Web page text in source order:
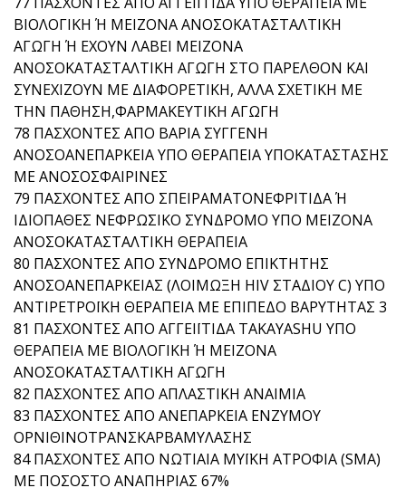
ΒΙΟΛΟΓΙΚΗ Ή ΜΕΙΖΟΝΑ ΑΝΟΣΟΚΑΤΑΣΤΑΛΤΙΚΗ
ΑΓΩΓΗ Ή ΕΧΟΥΝ ΛΑΒΕΙ ΜΕΙΖΟΝΑ
ΑΝΟΣΟΚΑΤΑΣΤΑΛΤΙΚΗ ΑΓΩΓΗ ΣΤΟ ΠΑΡΕΛΘΟΝ ΚΑΙ
ΣΥΝΕΧΙΖΟΥΝ ΜΕ ΔΙΑΦΟΡΕΤΙΚΗ, ΑΛΛΑ ΣΧΕΤΙΚΗ ΜΕ
ΤΗΝ ΠΑΘΗΣΗ,ΦΑΡΜΑΚΕΥΤΙΚΗ ΑΓΩΓΗ
78 ΠΑΣΧΟΝΤΕΣ ΑΠΟ ΒΑΡΙΑ ΣΥΓΓΕΝΗ
ΑΝΟΣΟΑΝΕΠΑΡΚΕΙΑ ΥΠΟ ΘΕΡΑΠΕΙΑ ΥΠΟΚΑΤΑΣΤΑΣΗΣ
ΜΕ ΑΝΟΣΟΣΦΑΙΡΙΝΕΣ
79 ΠΑΣΧΟΝΤΕΣ ΑΠΟ ΣΠΕΙΡΑΜΑΤΟΝΕΦΡΙΤΙΔΑ Ή
ΙΔΙΟΠΑΘΕΣ ΝΕΦΡΩΣΙΚΟ ΣΥΝΔΡΟΜΟ ΥΠΟ ΜΕΙΖΟΝΑ
ΑΝΟΣΟΚΑΤΑΣΤΑΛΤΙΚΗ ΘΕΡΑΠΕΙΑ
80 ΠΑΣΧΟΝΤΕΣ ΑΠΟ ΣΥΝΔΡΟΜΟ ΕΠΙΚΤΗΤΗΣ
ΑΝΟΣΟΑΝΕΠΑΡΚΕΙΑΣ (ΛΟΙΜΩΞΗ HIV ΣΤΑΔΙΟΥ C) ΥΠΟ
ΑΝΤΙΡΕΤΡΟΪΚΗ ΘΕΡΑΠΕΙΑ ΜΕ ΕΠΙΠΕΔΟ ΒΑΡΥΤΗΤΑΣ 3
81 ΠΑΣΧΟΝΤΕΣ ΑΠΟ ΑΓΓΕΙΪΤΙΔΑ TAKAYASHU ΥΠΟ
ΘΕΡΑΠΕΙΑ ΜΕ ΒΙΟΛΟΓΙΚΗ Ή ΜΕΙΖΟΝΑ
ΑΝΟΣΟΚΑΤΑΣΤΑΛΤΙΚΗ ΑΓΩΓΗ
82 ΠΑΣΧΟΝΤΕΣ ΑΠΟ ΑΠΛΑΣΤΙΚΗ ΑΝΑΙΜΙΑ
83 ΠΑΣΧΟΝΤΕΣ ΑΠΟ ΑΝΕΠΑΡΚΕΙΑ ΕΝΖΥΜΟΥ
ΟΡΝΙΘΙΝΟΤΡΑΝΣΚΑΡΒΑΜΥΛΑΣΗΣ
84 ΠΑΣΧΟΝΤΕΣ ΑΠΟ ΝΩΤΙΑΙΑ ΜΥΪΚΗ ΑΤΡΟΦΙΑ (SMA)
ΜΕ ΠΟΣΟΣΤΟ ΑΝΑΠΗΡΙΑΣ 67%